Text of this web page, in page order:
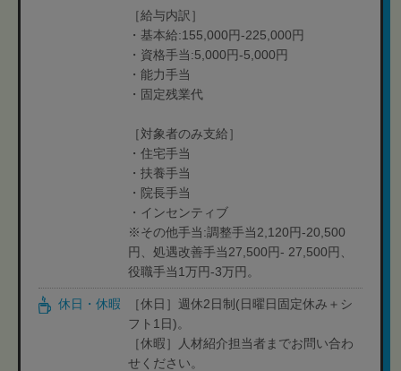
［給与内訳］
・基本給:155,000円-225,000円
・資格手当:5,000円-5,000円
・能力手当
・固定残業代
［対象者のみ支給］
・住宅手当
・扶養手当
・院長手当
・インセンティブ
※その他手当:調整手当2,120円-20,500
円、処遇改善手当27,500円- 27,500円、
役職手当1万円-3万円。
休日・休暇
［休日］週休2日制(日曜日固定休み＋シ
フト1日)。
［休暇］人材紹介担当者までお問い合わ
せください。